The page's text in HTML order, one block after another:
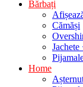
Bărbați
Cămăși
Jachete
Home